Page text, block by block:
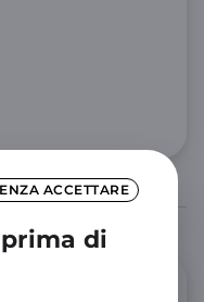
ACCETTARE
di